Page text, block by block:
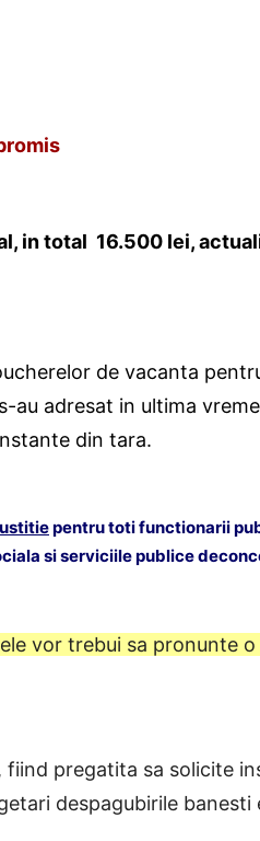
in total 16.500 lei,
de vacanta
au adresat in ultima
din tara.
pentru toti functionarii
si serviciile publice
vor trebui sa pronunte
pregatita sa solicite
despagubirile banesti